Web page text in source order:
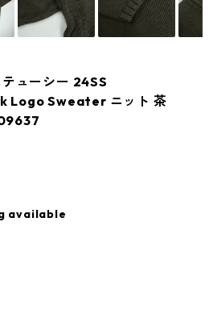
ューシー 24SS
Logo Sweater ニット 茶
available